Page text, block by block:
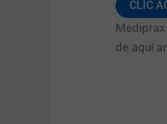
CLIC
de aquí